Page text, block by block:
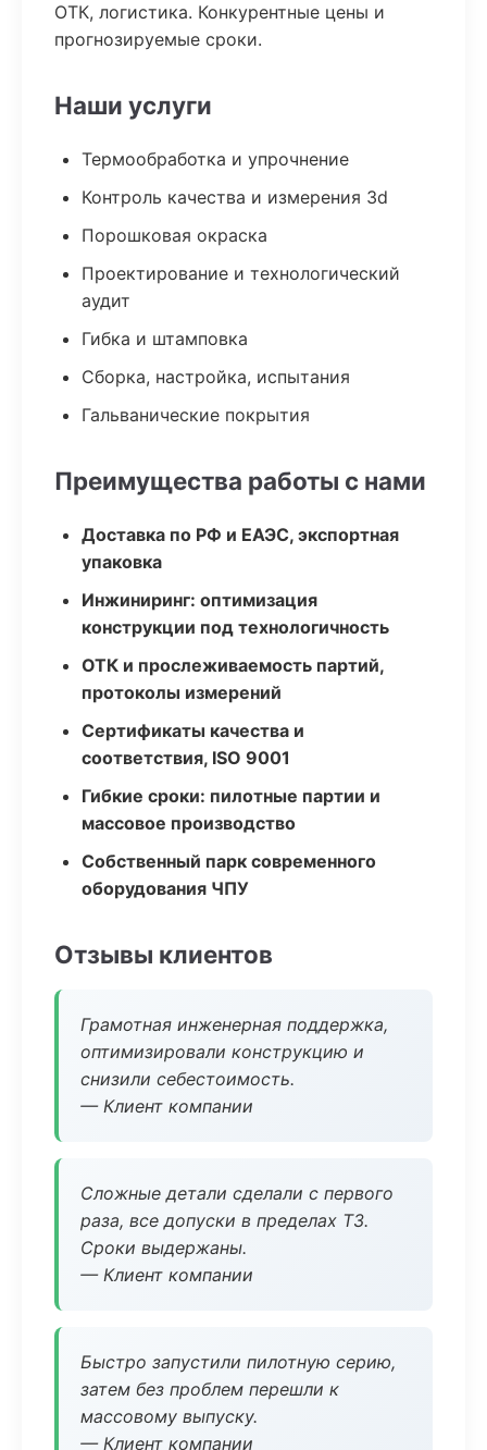
ОТК, логистика. Конкурентные цены и
прогнозируемые сроки.
Наши услуги
Термообработка и упрочнение
Контроль качества и измерения 3d
Порошковая окраска
Проектирование и технологический
аудит
Гибка и штамповка
Сборка, настройка, испытания
Гальванические покрытия
Преимущества работы с нами
Доставка по РФ и ЕАЭС, экспортная
упаковка
Инжиниринг: оптимизация
конструкции под технологичность
ОТК и прослеживаемость партий,
протоколы измерений
Сертификаты качества и
соответствия, ISO 9001
Гибкие сроки: пилотные партии и
массовое производство
Собственный парк современного
оборудования ЧПУ
Отзывы клиентов
Грамотная инженерная поддержка,
оптимизировали конструкцию и
снизили себестоимость.
— Клиент компании
Сложные детали сделали с первого
раза, все допуски в пределах ТЗ.
Сроки выдержаны.
— Клиент компании
Быстро запустили пилотную серию,
затем без проблем перешли к
массовому выпуску.
— Клиент компании